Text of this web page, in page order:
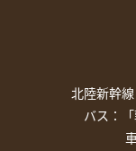
北陸新幹
バス：